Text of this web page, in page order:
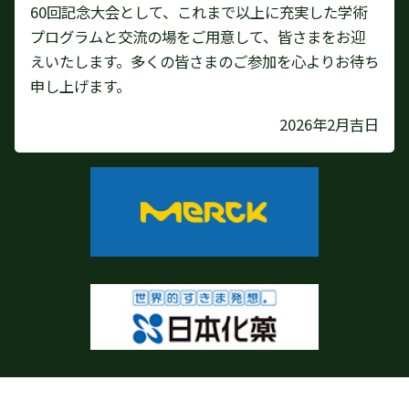
60回記念大会として、これまで以上に充実した学術
プログラムと交流の場をご用意して、皆さまをお迎
えいたします。多くの皆さまのご参加を心よりお待ち
申し上げます。
2026年2月吉日